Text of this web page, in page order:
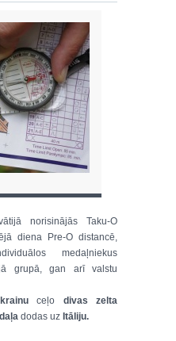
norisinājās Taku-O
diena Pre-O distancē,
medaļniekus
grupā, gan arī valstu
ceļo divas zelta
dodas uz Itāliju.